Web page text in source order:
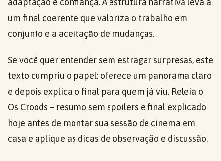
adaptação e confiança. A estrutura narrativa leva a
um final coerente que valoriza o trabalho em
conjunto e a aceitação de mudanças.
Se você quer entender sem estragar surpresas, este
texto cumpriu o papel: oferece um panorama claro
e depois explica o final para quem já viu. Releia o
Os Croods – resumo sem spoilers e final explicado
hoje antes de montar sua sessão de cinema em
casa e aplique as dicas de observação e discussão.